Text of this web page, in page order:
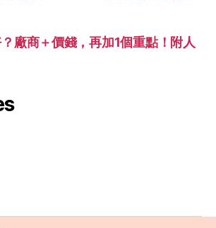
廠商＋價錢，再加1個重點！附人